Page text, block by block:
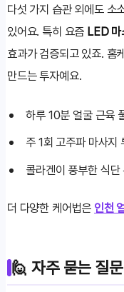
다섯 가지 습관 외에도 소
있어요. 특히 요즘 LED 마
효과가 검증되고 있죠. 홈
만드는 투자예요.
하루 10분 얼굴 근육
주 1회 고주파 마사지
콜라겐이 풍부한 식단
더 다양한 케어법은 인천
🙋 자주 묻는 질문